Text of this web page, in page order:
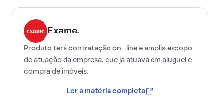
Exame.
Produto terá contratação on-line e amplia escopo
de atuação da empresa, que já atuava em aluguel e
compra de imóveis.
Ler a matéria completa